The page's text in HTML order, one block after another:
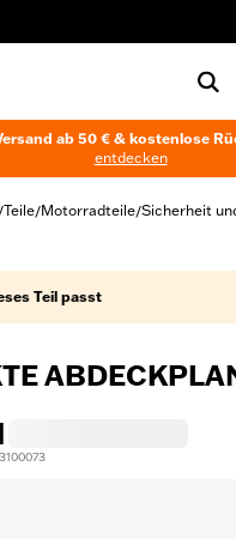
ab 50 € & kostenlose
entdecken
/Teile/Motorradteile/Sicherheit
Teil passt